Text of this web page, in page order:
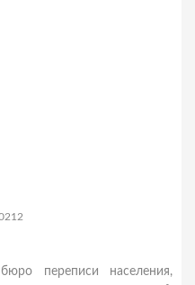
переписи населения,